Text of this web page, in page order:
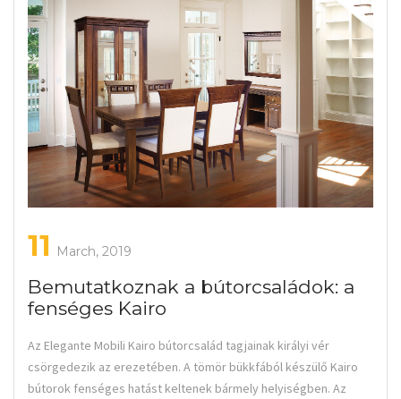
11 March, 2019
Bemutatkoznak a bútorcsaládok: a
fenséges Kairo
Az Elegante Mobili Kairo bútorcsalád tagjainak királyi vér
csörgedezik az erezetében. A tömör bükkfából készülő Kairo
bútorok fenséges hatást keltenek bármely helyiségben. Az